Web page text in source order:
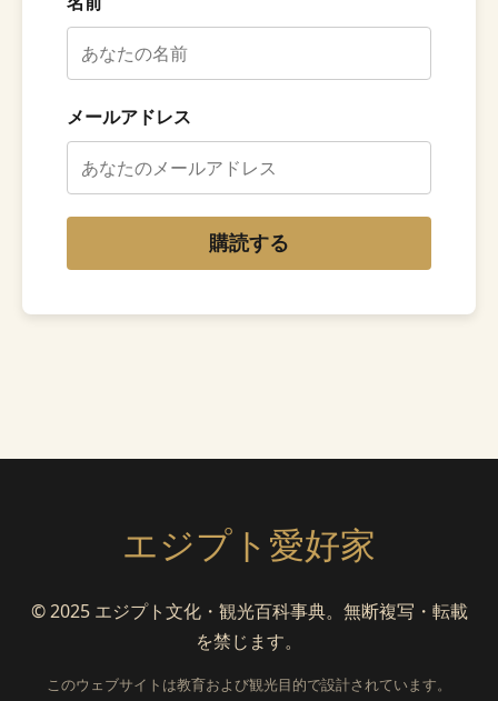
メールアドレス
購読する
エジプト愛好家
© 2025 エジプト文化・観光百科事典。無断複写・転載
を禁じます。
このウェブサイトは教育および観光目的で設計されています。